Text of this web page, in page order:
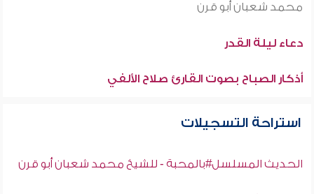
محمد شعبان أبو قرن
دعاء ليلة القدر
أذكار الصباح بصوت القارئ صلاح الألفي
استراحة التسجيلات
الحديث المسلسل#بالمحبة - للشيخ محمد شعبان أبو قرن